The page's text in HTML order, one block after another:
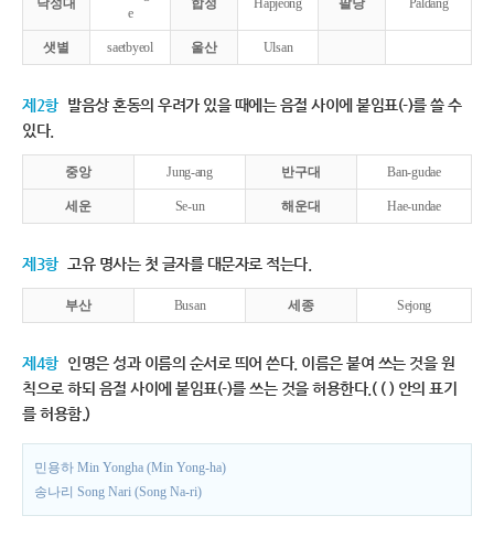
낙성대
e
합정 Hapjeong 팔당 Paldang
샛별 saetbyeol 울산 Ulsan
제2항 발음상 혼동의 우려가 있을 때에는 음절 사이에 붙임표(-)를 쓸 수
있다.
중앙 Jung-ang 반구대 Ban-gudae
세운 Se-un 해운대 Hae-undae
제3항 고유 명사는 첫 글자를 대문자로 적는다.
부산 Busan 세종 Sejong
제4항 인명은 성과 이름의 순서로 띄어 쓴다. 이름은 붙여 쓰는 것을 원
칙으로 하되 음절 사이에 붙임표(-)를 쓰는 것을 허용한다.( ( ) 안의 표기
를 허용함.)
민용하 Min Yongha (Min Yong-ha)
송나리 Song Nari (Song Na-ri)